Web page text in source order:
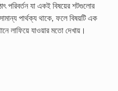
পরিবর্তন যা একই বিষয়ের শটগুলোর
পার্থক্য থাকে, ফলে বিষয়টি এক
লাফিয়ে যাওয়ার মতো দেখায়।